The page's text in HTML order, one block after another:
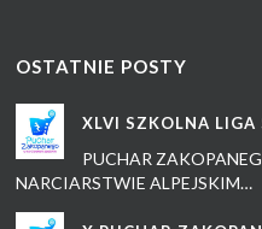
OSTATNIE POSTY
XLVI SZKOLNA
PUCHAR
NARCIARSTWIE ALPEJSKIM…